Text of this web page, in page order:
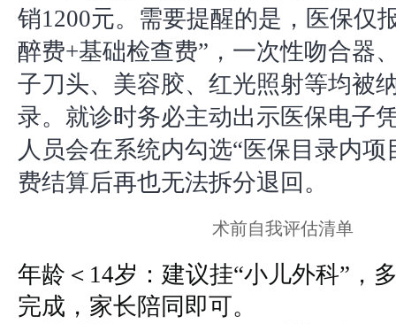
销1200元。需要提醒的是，医保仅
醉费+基础检查费”，一次性吻合器
子刀头、美容胶、红光照射等均被
录。就诊时务必主动出示医保电子
人员会在系统内勾选“医保目录内项
费结算后再也无法拆分退回。
术前自我评估清单
年龄＜14岁：建议挂“小儿外科”，
完成，家长陪同即可。